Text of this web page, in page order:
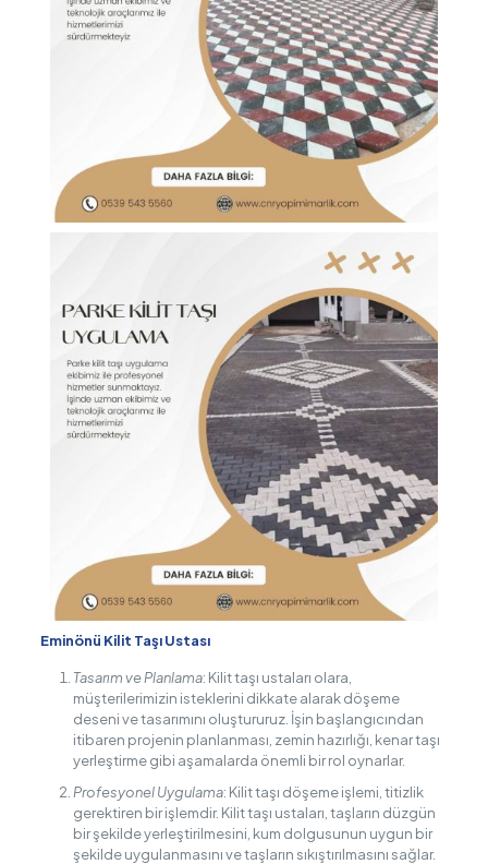
Eminönü Kilit Taşı Ustası
Tasarım ve Planlama: Kilit taşı ustaları olara,
müşterilerimizin isteklerini dikkate alarak döşeme
deseni ve tasarımını oluştururuz. İşin başlangıcından
itibaren projenin planlanması, zemin hazırlığı, kenar taşı
yerleştirme gibi aşamalarda önemli bir rol oynarlar.
Profesyonel Uygulama: Kilit taşı döşeme işlemi, titizlik
gerektiren bir işlemdir. Kilit taşı ustaları, taşların düzgün
bir şekilde yerleştirilmesini, kum dolgusunun uygun bir
şekilde uygulanmasını ve taşların sıkıştırılmasını sağlar.